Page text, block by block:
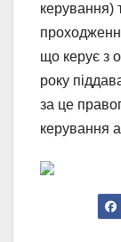
керування)
що керує з
року
за це
керування